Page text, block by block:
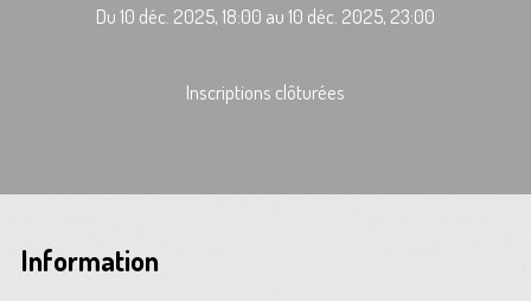
Du 10 déc. 2025, 18:00 au 10 déc. 2025, 23:00
Inscriptions clôturées
Information